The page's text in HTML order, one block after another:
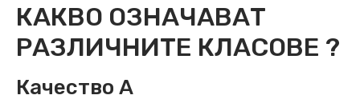
КАКВО ОЗНАЧАВАТ
РАЗЛИЧНИТЕ КЛАСОВЕ ?
Качество А